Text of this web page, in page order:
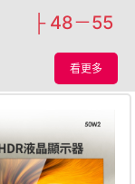
├ 48－55
看更多